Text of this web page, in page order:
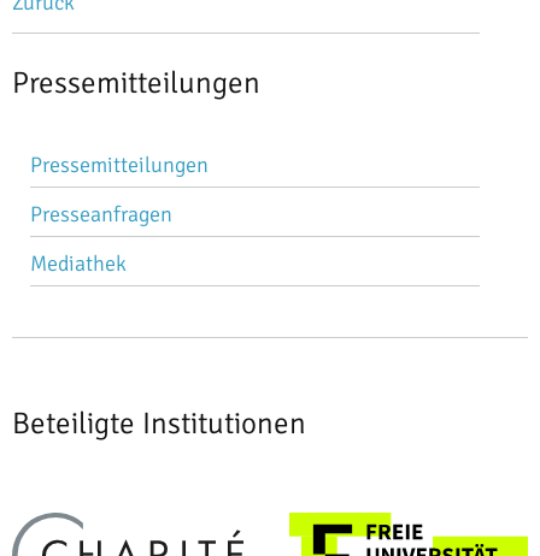
Pressemitteilungen
Navigation
überspringen
Pressemitteilungen
Presseanfragen
Mediathek
Beteiligte Institutionen